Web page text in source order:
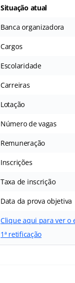
Situação atual
Banca organizadora
Cargos
Escolaridade
Carreiras
Lotação
Número de vagas
Remuneração
Inscrições
Taxa de inscrição
Data da prova objetiva
Clique aqui para ver o
1ª retificação